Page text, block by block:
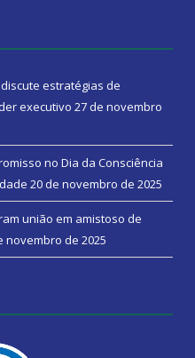
estratégias de
executivo 27 de novembro
no Dia da Consciência
20 de novembro de 2025
união em amistoso de
novembro de 2025